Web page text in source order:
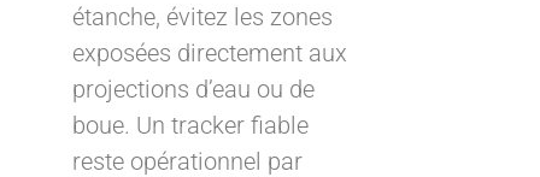
étanche, évitez les zones
exposées directement aux
projections d’eau ou de
boue. Un tracker fiable
reste opérationnel par